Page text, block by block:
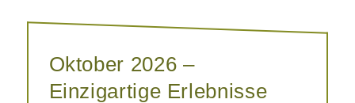
Oktober 2026 –
Einzigartige Erlebnisse